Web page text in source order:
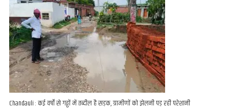
Chandauli : कई वर्षों से गढ्ढों में तब्दील है सड़क, ग्रामीणों को झेलनी पड़ रही परेशानी